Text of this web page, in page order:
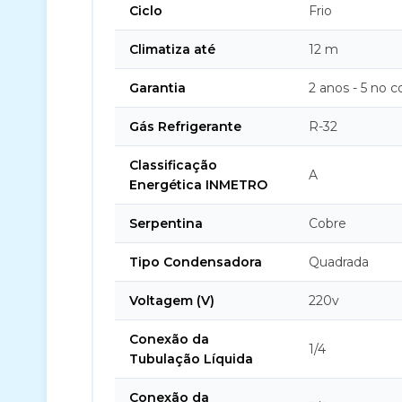
Ciclo Frio
Climatiza até 12 m
Garantia 2 anos - 5 no
Gás Refrigerante R-32
Classificação
Energética INMETRO
A
Serpentina Cobre
Tipo Condensadora Quadrada
Voltagem (V) 220v
Conexão da
Tubulação Líquida
1/4
Conexão da